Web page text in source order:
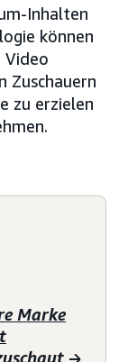
Inhalten
können
Video
Zuschauern
zu erzielen
Marke